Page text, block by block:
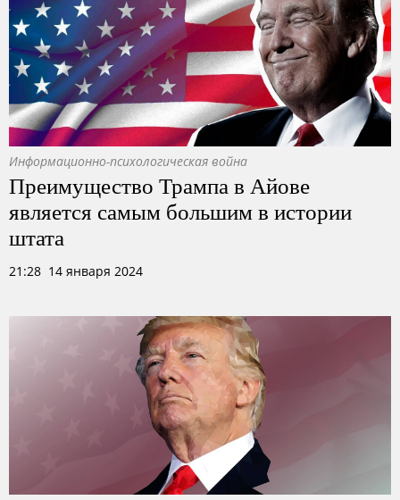
Информационно-психологическая война
Преимущество Трампа в Айове
является самым большим в истории
штата
21:28 14 января 2024